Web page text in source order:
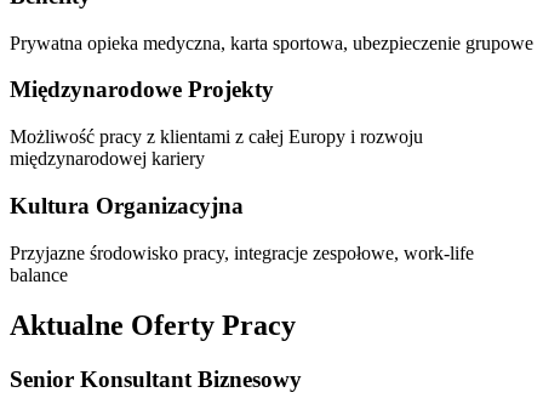
Prywatna opieka medyczna, karta sportowa, ubezpieczenie grupowe
Międzynarodowe Projekty
Możliwość pracy z klientami z całej Europy i rozwoju
międzynarodowej kariery
Kultura Organizacyjna
Przyjazne środowisko pracy, integracje zespołowe, work-life
balance
Aktualne Oferty Pracy
Senior Konsultant Biznesowy